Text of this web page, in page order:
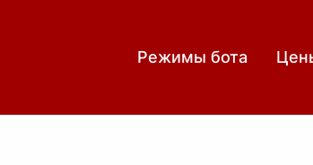
Режимы бота